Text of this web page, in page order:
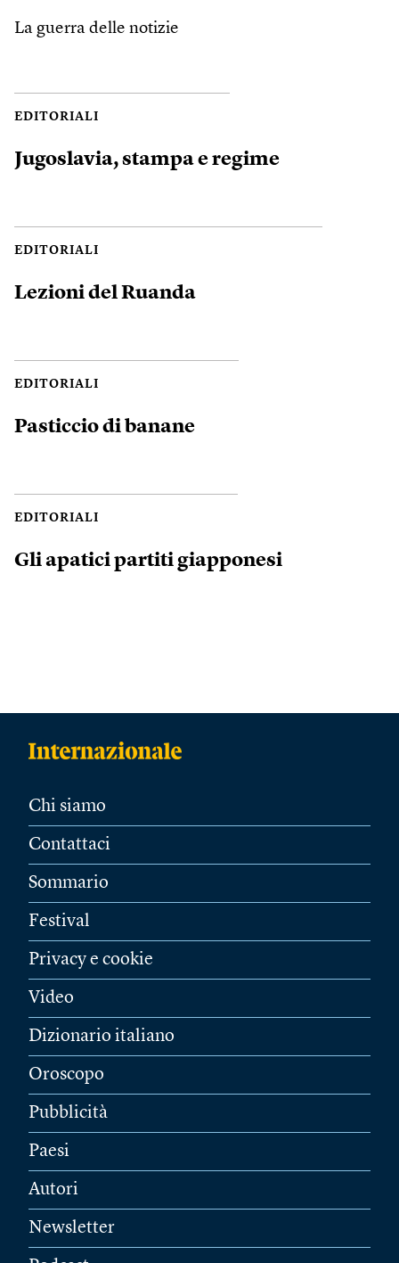
La guerra delle notizie
EDITORIALI
Jugoslavia, stampa e regime
EDITORIALI
Lezioni del Ruanda
EDITORIALI
Pasticcio di banane
EDITORIALI
Gli apatici partiti giapponesi
Chi siamo
Contattaci
Sommario
Festival
Privacy e cookie
Video
Dizionario italiano
Oroscopo
Pubblicità
Paesi
Autori
Newsletter